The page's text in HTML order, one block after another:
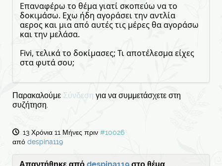
Επαναφέρω το θέμα γιατί σκοπεύω να το
δοκιμάσω. Εχω ήδη αγοράσει την αντλία
αερος και μια από αυτές τις μέρες θα αγοράσω
και την μελάσα.
Fivi, τελικά το δοκίμασες; Τι αποτέλεσμα είχες
στα φυτά σου;
Παρακαλούμε Σύνδεση για να συμμετάσχετε στη
συζήτηση.
13 Χρόνια 11 Μήνες πριν #10026
από despina119